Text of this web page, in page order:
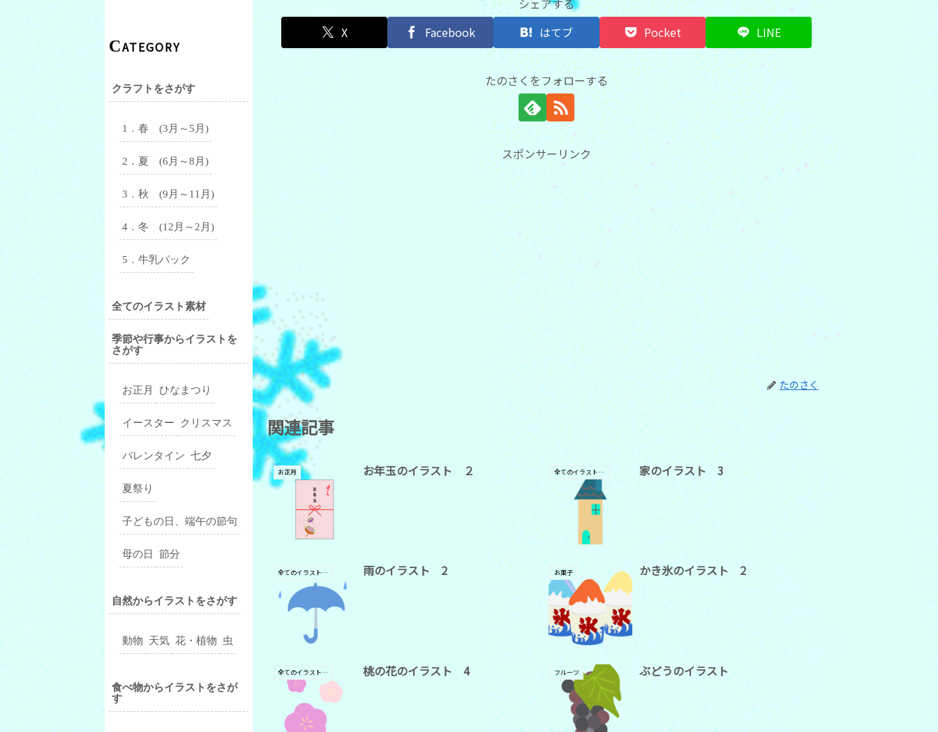
シェアする
X
Facebook はてブ Pocket LINE
たのさくをフォローする
スポンサーリンク
たのさく
関連記事
お正月 お年玉のイラスト ２ 全てのイラスト素材 家のイラスト 3
全てのイラスト素材 雨のイラスト 2 お菓子 かき氷のイラスト 2
全てのイラスト素材 桃の花のイラスト 4 フルーツ ぶどうのイラスト
CATEGORY
クラフトをさがす
1．春 (3月～5月)
2．夏 (6月～8月)
3．秋 (9月～11月)
4．冬 (12月～2月)
5．牛乳パック
全てのイラスト素材
季節や行事からイラストを
さがす
お正月 ひなまつり
イースター クリスマス
バレンタイン 七夕
夏祭り
子どもの日、端午の節句
母の日 節分
自然からイラストをさがす
動物 天気 花・植物 虫
食べ物からイラストをさが
す